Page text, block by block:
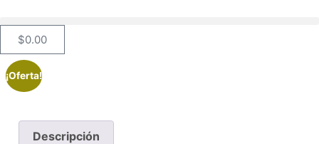
$0.00
¡Oferta!
Descripción